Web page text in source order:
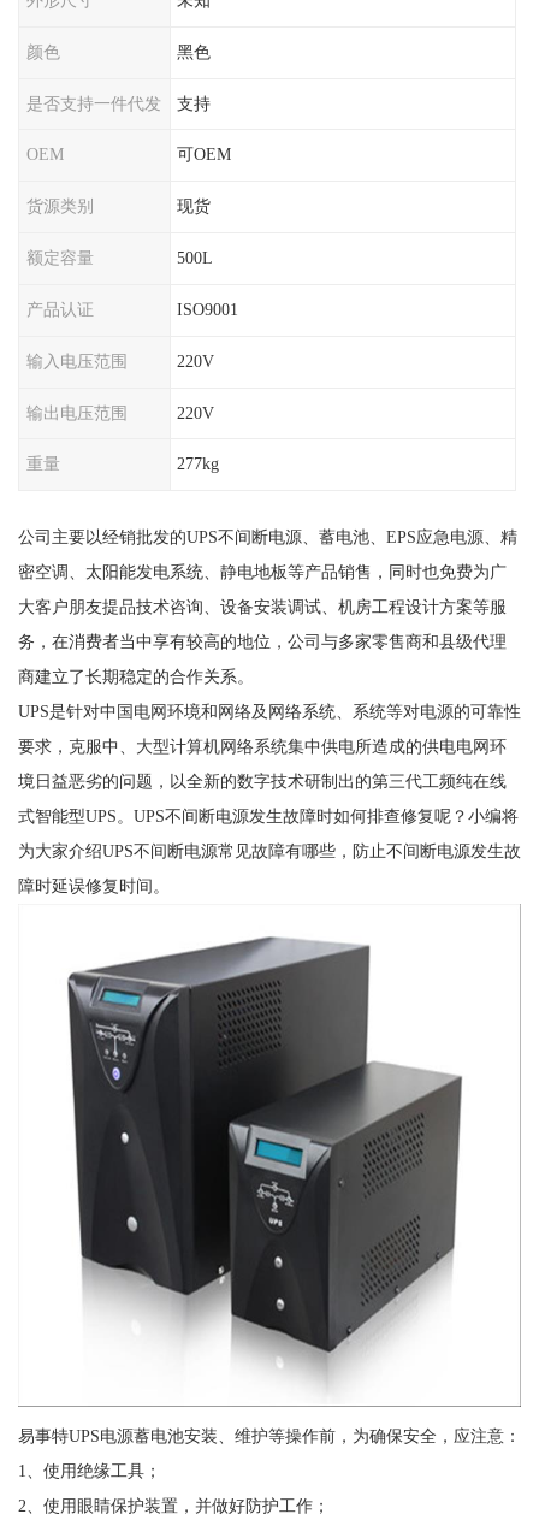
颜色 黑色
是否支持一件代发 支持
OEM 可OEM
货源类别 现货
额定容量 500L
产品认证 ISO9001
输入电压范围 220V
输出电压范围 220V
重量 277kg
公司主要以经销批发的UPS不间断电源、蓄电池、EPS应急电源、精
密空调、太阳能发电系统、静电地板等产品销售，同时也免费为广
大客户朋友提品技术咨询、设备安装调试、机房工程设计方案等服
务，在消费者当中享有较高的地位，公司与多家零售商和县级代理
商建立了长期稳定的合作关系。
UPS是针对中国电网环境和网络及网络系统、系统等对电源的可靠性
要求，克服中、大型计算机网络系统集中供电所造成的供电电网环
境日益恶劣的问题，以全新的数字技术研制出的第三代工频纯在线
式智能型UPS。UPS不间断电源发生故障时如何排查修复呢？小编将
为大家介绍UPS不间断电源常见故障有哪些，防止不间断电源发生故
障时延误修复时间。
易事特UPS电源蓄电池安装、维护等操作前，为确保安全，应注意：
1、使用绝缘工具；
2、使用眼睛保护装置，并做好防护工作；